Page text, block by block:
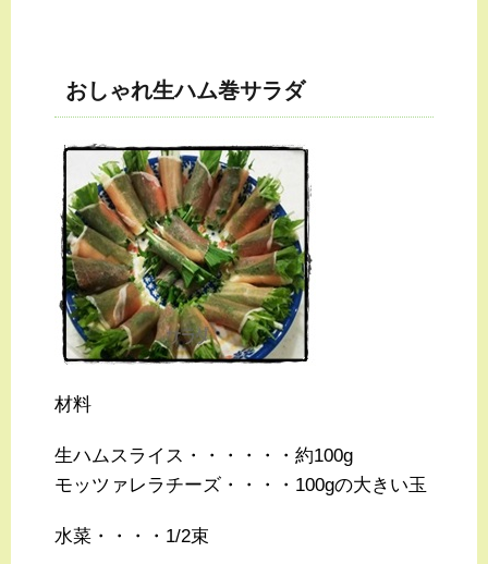
おしゃれ生ハム巻サラダ
材料
生ハムスライス・・・・・・約100g
モッツァレラチーズ・・・・100gの大きい玉
水菜・・・・1/2束